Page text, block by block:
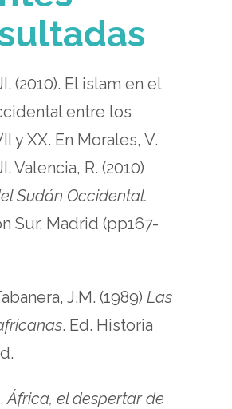
(2010). El islam en el
entre los
y XX. En Morales, V.
Valencia, R. (2010)
Sudán Occidental.
Sur. Madrid (pp167-
J.M. (1989) Las
. Ed. Historia
África, el despertar de